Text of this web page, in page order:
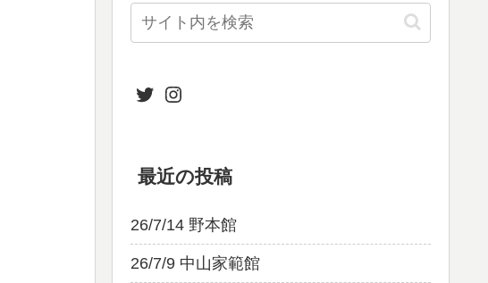
Twitter
最近の投稿
26/7/14 野本館
26/7/9 中山家範館